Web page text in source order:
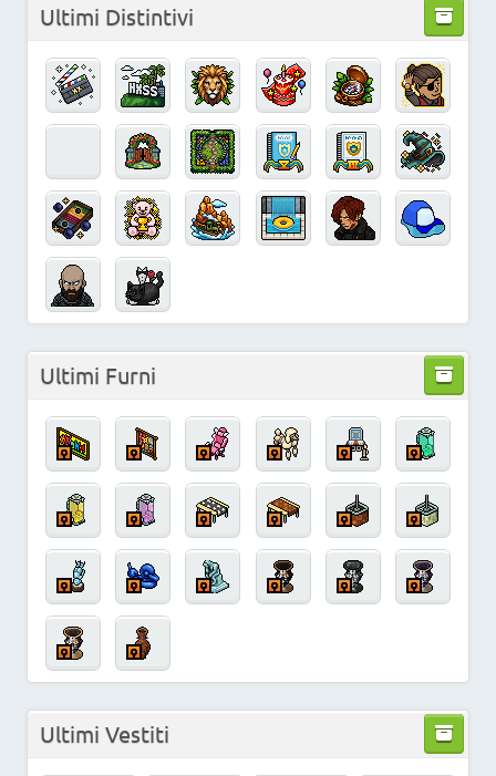
Ultimi Distintivi
Ultimi Furni
Ultimi Vestiti